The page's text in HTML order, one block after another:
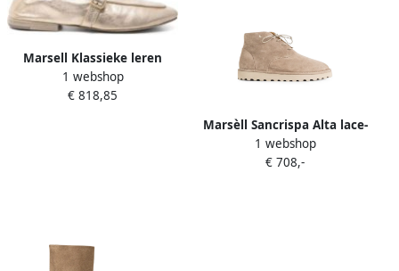
Marsell Klassieke leren
loafers
1 webshop
€ 818,85
Marsèll Sancrispa Alta lace-
up boots Beige
1 webshop
€ 708,-